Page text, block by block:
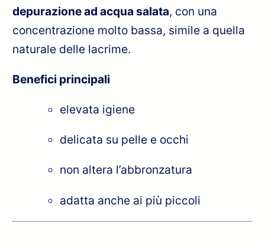
depurazione ad acqua salata, con una
concentrazione molto bassa, simile a quella
naturale delle lacrime.
Benefici principali
elevata igiene
delicata su pelle e occhi
non altera l’abbronzatura
adatta anche ai più piccoli